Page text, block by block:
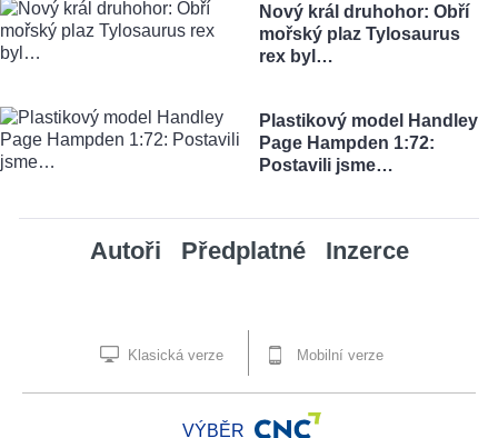
Nový král druhohor: Obří
mořský plaz Tylosaurus
rex byl…
Plastikový model Handley
Page Hampden 1:72:
Postavili jsme…
Autoři Předplatné Inzerce
Klasická verze Mobilní verze
VÝBĚR